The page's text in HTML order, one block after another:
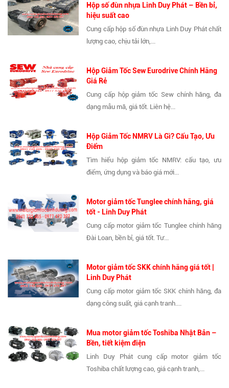
Hộp số đùn nhựa Linh Duy Phát – Bền bỉ,
hiệu suất cao
Cung cấp hộp số đùn nhựa Linh Duy Phát chất
lượng cao, chịu tải lớn,...
Hộp Giảm Tốc Sew Eurodrive Chính Hãng
Giá Rẻ
Cung cấp hộp giảm tốc Sew chính hãng, đa
dạng mẫu mã, giá tốt. Liên hệ...
Hộp Giảm Tốc NMRV Là Gì? Cấu Tạo, Ưu
Điểm
Tìm hiểu hộp giảm tốc NMRV: cấu tạo, ưu
điểm, ứng dụng và báo giá mới...
Motor giảm tốc Tunglee chính hãng, giá
tốt - Linh Duy Phát
Cung cấp motor giảm tốc Tunglee chính hãng
Đài Loan, bền bỉ, giá tốt. Tư...
Motor giảm tốc SKK chính hãng giá tốt |
Linh Duy Phát
Cung cấp motor giảm tốc SKK chính hãng, đa
dạng công suất, giá cạnh tranh....
Mua motor giảm tốc Toshiba Nhật Bản –
Bền, tiết kiệm điện
Linh Duy Phát cung cấp motor giảm tốc
Toshiba chất lượng cao, giá cạnh tranh,...